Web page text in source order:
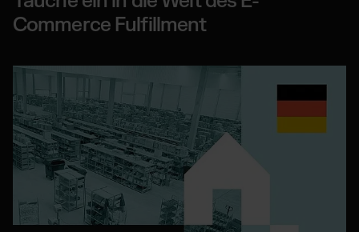
Commerce Fulfillment